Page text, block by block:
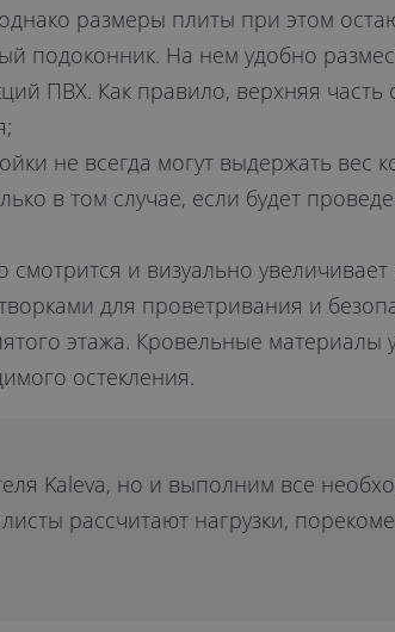
размеры плиты при этом
подоконник. На нем удобно
ПВХ. Как правило, верхняя часть
не всегда могут выдержать вес
в том случае, если будет
и визуально
для проветривания и
этажа. Кровельные материалы
остекления.
Kaleva, но и выполним все
рассчитают нагрузки,